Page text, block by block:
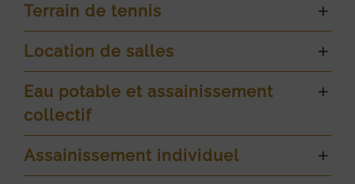
Terrain de tennis
Location de salles
Eau potable et assainissement
collectif
Assainissement individuel